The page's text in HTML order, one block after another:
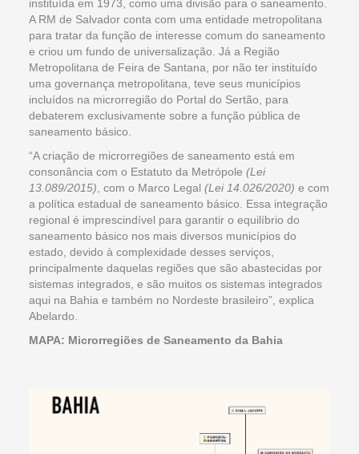
instituída em 1973, como uma divisão para o saneamento.
A RM de Salvador conta com uma entidade metropolitana
para tratar da função de interesse comum do saneamento
e criou um fundo de universalização. Já a Região
Metropolitana de Feira de Santana, por não ter instituído
uma governança metropolitana, teve seus municípios
incluídos na microrregião do Portal do Sertão, para
debaterem exclusivamente sobre a função pública de
saneamento básico.
“A criação de microrregiões de saneamento está em
consonância com o Estatuto da Metrópole (Lei
13.089/2015) , com o Marco Legal (Lei 14.026/2020) e com
a política estadual de saneamento básico. Essa integração
regional é imprescindível para garantir o equilíbrio do
saneamento básico nos mais diversos municípios do
estado, devido à complexidade desses serviços,
principalmente daquelas regiões que são abastecidas por
sistemas integrados, e são muitos os sistemas integrados
aqui na Bahia e também no Nordeste brasileiro”, explica
Abelardo.
MAPA: Microrregiões de Saneamento da Bahia